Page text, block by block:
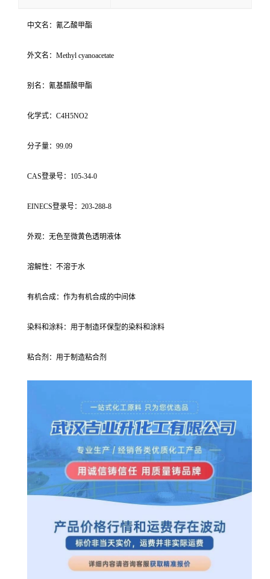
中文名：氰乙酸甲酯
外文名：Methyl cyanoacetate
别名：氰基醋酸甲酯
化学式：C4H5NO2
分子量：99.09
CAS登录号：105-34-0
EINECS登录号：203-288-8
外观：无色至微黄色透明液体
溶解性：不溶于水
有机合成：作为有机合成的中间体
染料和涂料：用于制造环保型的染料和涂料
粘合剂：用于制造粘合剂